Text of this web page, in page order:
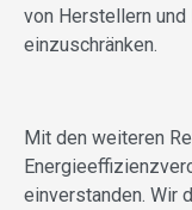
von Herstellern
einzuschränken.
Mit den weiteren
einverstanden. Wir